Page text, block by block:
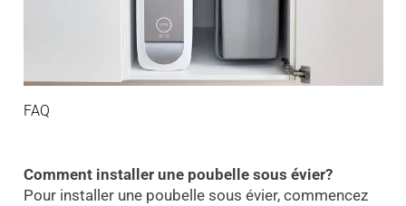
FAQ
Comment installer une poubelle sous évier?
Pour installer une poubelle sous évier, commencez